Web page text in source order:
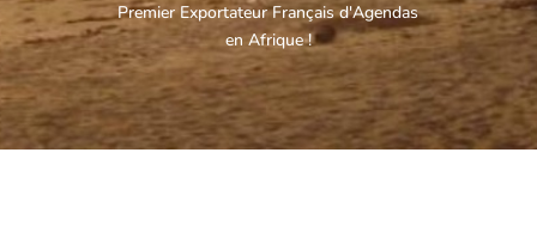
Premier Exportateur Français d'Agendas
en Afrique !